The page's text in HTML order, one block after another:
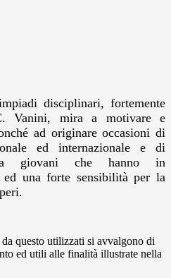
disciplinari, fortemente
Vanini, mira a motivare e
ad originare occasioni di
ed internazionale e di
giovani che hanno in
ed una forte sensibilità per la
questo utilizzati si avvalgono di
ed utili alle finalità illustrate nella